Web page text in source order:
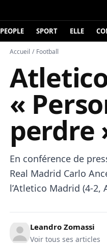
PEOPLE SPORT ELLE
Accueil / Football
«
perdre
En conférence de
Real Madrid Carlo
l’Atletico Madrid (4-2,
Leandro Zomassi
Voir tous ses articles